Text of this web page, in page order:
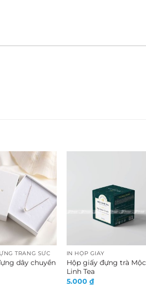
TRANG SỨC
dây chuyền
IN HỘP GIẤY
Hộp giấy đựng trà Mộc
Linh Tea
5.000 ₫